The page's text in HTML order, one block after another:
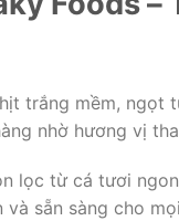
trắng mềm,
nhờ hương vị
lọc từ cá tươi
sẵn sàng cho